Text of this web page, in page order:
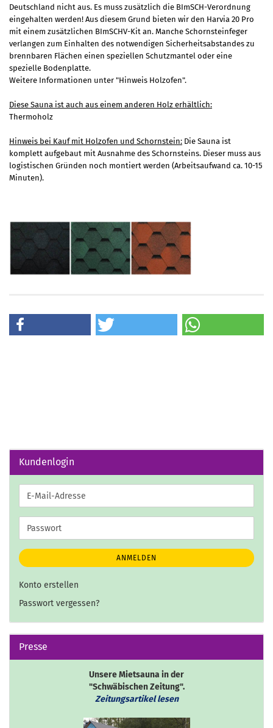
Deutschland nicht aus. Es muss zusätzlich die BImSCH-Verordnung
eingehalten werden! Aus diesem Grund bieten wir den Harvia 20 Pro
mit einem zusätzlichen BImSCHV-Kit an. Manche Schornsteinfeger
verlangen zum Einhalten des notwendigen Sicherheitsabstandes zu
brennbaren Flächen einen speziellen Schutzmantel oder eine
spezielle Bodenplatte.
Weitere Informationen unter "Hinweis Holzofen".
Diese Sauna ist auch aus einem anderen Holz erhältlich:
Thermoholz
Hinweis bei Kauf mit Holzofen und Schornstein: Die Sauna ist
komplett aufgebaut mit Ausnahme des Schornsteins. Dieser muss aus
logistischen Gründen noch montiert werden (Arbeitsaufwand ca. 10-15
Minuten).
Kundenlogin
E-
Mail-
Adresse
Passwort
ANMELDEN
Konto erstellen
Passwort vergessen?
Presse
Unsere Mietsauna in der
"Schwäbischen Zeitung".
Zeitungsartikel lesen